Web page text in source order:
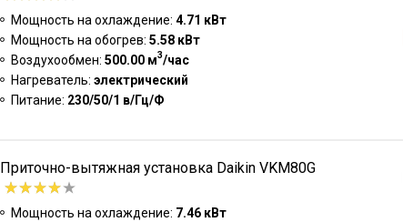
Мощность на охлаждение: 4.71 кВт
Мощность на обогрев: 5.58 кВт
Воздухообмен: 500.00 м3/час
Нагреватель: электрический
Питание: 230/50/1 в/Гц/Ф
Приточно-вытяжная установка Daikin VKM80G
Мощность на охлаждение: 7.46 кВт